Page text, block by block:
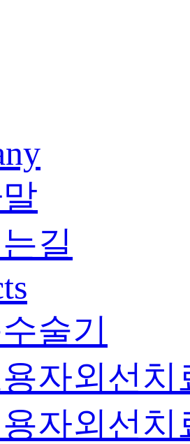
길
술기
자외선치
자외선치